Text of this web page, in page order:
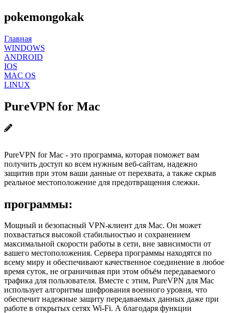
pokemongokak
Главная
WINDOWS
ANDROID
IOS
MAC OS
LINUX
PureVPN for Mac
PureVPN for Mac - это программа, которая поможет вам
получить доступ ко всем нужным веб-сайтам, надежно
защитив при этом ваши данные от перехвата, а также скрыв
реальное местоположение для предотвращения слежки.
программы:
Мощный и безопасный VPN-клиент для Mac. Он может
похвастаться высокой стабильностью и сохранением
максимальной скорости работы в сети, вне зависимости от
вашего местоположения. Сервера программы находятся по
всему миру и обеспечивают качественное соединение в любое
время суток, не ограничивая при этом объём передаваемого
трафика для пользователя. Вместе с этим, PureVPN для Mac
использует алгоритмы шифрования военного уровня, что
обеспечит надежные защиту передаваемых данных даже при
работе в открытых сетях Wi-Fi. А благодаря функции